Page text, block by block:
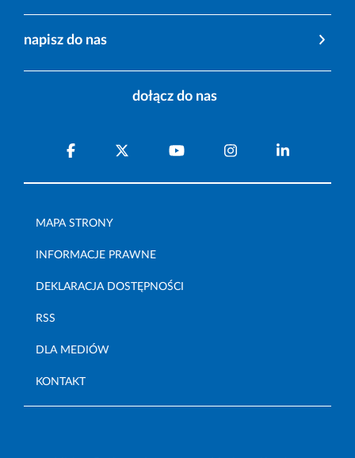
napisz do nas
dołącz do nas
MAPA STRONY
INFORMACJE PRAWNE
DEKLARACJA DOSTĘPNOŚCI
RSS
DLA MEDIÓW
KONTAKT